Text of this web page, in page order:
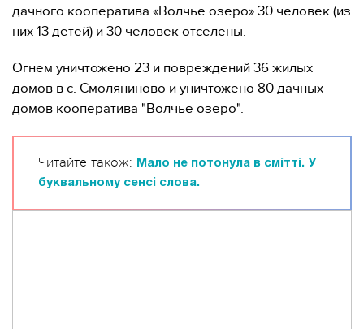
дачного кооператива «Волчье озеро» 30 человек (из
них 13 детей) и 30 человек отселены.
Огнем уничтожено 23 и повреждений 36 жилых
домов в с. Смоляниново и уничтожено 80 дачных
домов кооператива "Волчье озеро".
Читайте також:
Мало не потонула в смітті. У
буквальному сенсі слова.